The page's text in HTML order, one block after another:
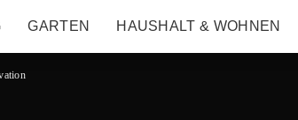
GARTEN HAUSHALT & WOHNEN